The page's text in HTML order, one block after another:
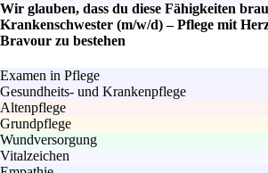
Wir glauben, dass du diese Fähigkeiten
Krankenschwester (m/w/d) – Pflege mit
Bravour zu bestehen
Examen in Pflege
Gesundheits- und Krankenpflege
Altenpflege
Grundpflege
Wundversorgung
Vitalzeichen